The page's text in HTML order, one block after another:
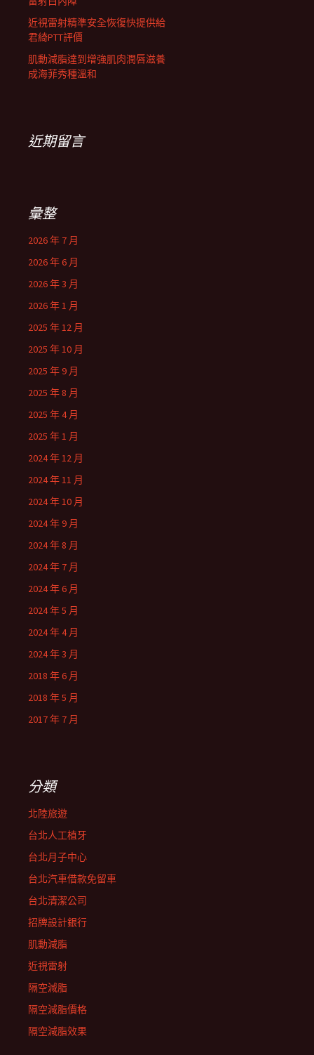
近視雷射精準安全恢復快提供給
君綺PTT評價
肌動減脂達到增強肌肉潤唇滋養
成海菲秀種溫和
近期留言
彙整
2026 年 7 月
2026 年 6 月
2026 年 3 月
2026 年 1 月
2025 年 12 月
2025 年 10 月
2025 年 9 月
2025 年 8 月
2025 年 4 月
2025 年 1 月
2024 年 12 月
2024 年 11 月
2024 年 10 月
2024 年 9 月
2024 年 8 月
2024 年 7 月
2024 年 6 月
2024 年 5 月
2024 年 4 月
2024 年 3 月
2018 年 6 月
2018 年 5 月
2017 年 7 月
分類
北陸旅遊
台北人工植牙
台北月子中心
台北汽車借款免留車
台北清潔公司
招牌設計銀行
肌動減脂
近視雷射
隔空減脂
隔空減脂價格
隔空減脂效果